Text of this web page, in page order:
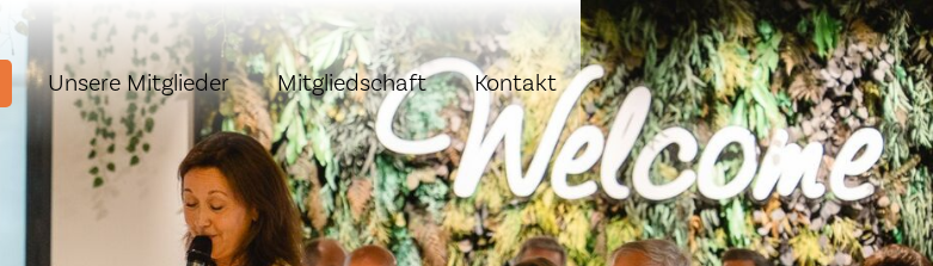
Unsere Mitglieder Mitgliedschaft Kontakt